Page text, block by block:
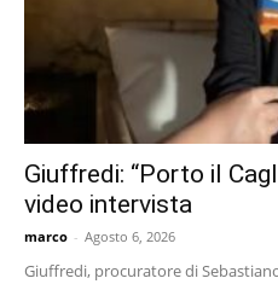
Giuffredi: “Porto il
video intervista
marco - Agosto 6, 2026
Giuffredi, procuratore di